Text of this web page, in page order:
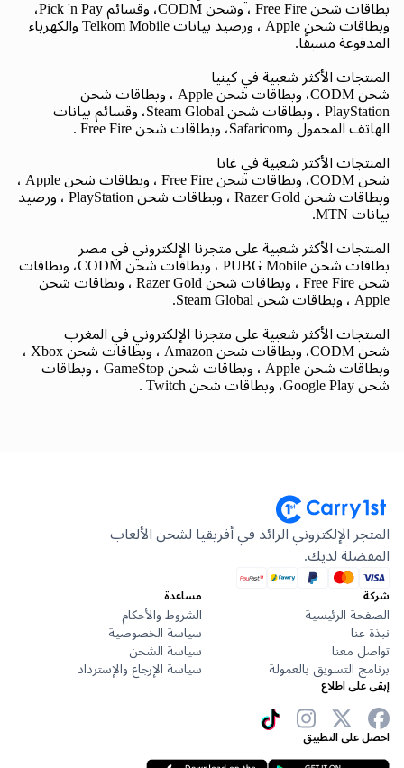
بطاقات شحن Free Fire ، وشحن CODM، وقسائم Pick 'n Pay،
وبطاقات شحن Apple ، ورصيد بيانات Telkom Mobile والكهرباء
المدفوعة مسبقًا.
المنتجات الأكثر شعبية في كينيا
شحن CODM، وبطاقات شحن Apple ، وبطاقات شحن
PlayStation ، وبطاقات شحن Steam Global، وقسائم بيانات
الهاتف المحمول وSafaricom، وبطاقات شحن Free Fire .
المنتجات الأكثر شعبية في غانا
شحن CODM، وبطاقات شحن Free Fire ، وبطاقات شحن Apple ،
وبطاقات شحن Razer Gold ، وبطاقات شحن PlayStation ، ورصيد
بيانات MTN.
المنتجات الأكثر شعبية على متجرنا الإلكتروني في مصر
بطاقات شحن PUBG Mobile ، وبطاقات شحن CODM، وبطاقات
شحن Free Fire ، وبطاقات شحن Razer Gold ، وبطاقات شحن
Apple ، وبطاقات شحن Steam Global.
المنتجات الأكثر شعبية على متجرنا الإلكتروني في المغرب
شحن CODM، وبطاقات شحن Amazon ، وبطاقات شحن Xbox ،
وبطاقات شحن Apple ، وبطاقات شحن GameStop ، وبطاقات
شحن Google Play، وبطاقات شحن Twitch .
المتجر الإلكتروني الرائد في أفريقيا لشحن الألعاب
المفضلة لديك.
شركة
الصفحة الرئيسية
نبذة عنا
تواصل معنا
برنامج التسويق بالعمولة
مساعدة
الشروط والأحكام
سياسة الخصوصية
سياسة الشحن
سياسة الإرجاع والإسترداد
إبقى على اطلاع
احصل على التطبيق